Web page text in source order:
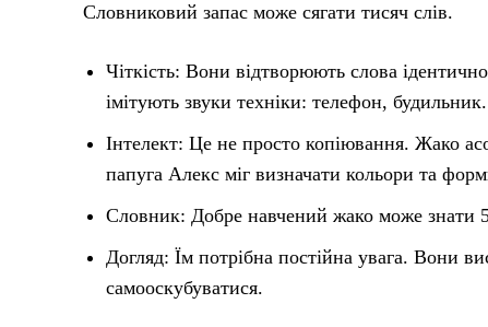
Словниковий запас може сягати тисяч слів.
Чіткість: Вони відтворюють слова
імітують звуки техніки: телефон, будильник.
Інтелект: Це не просто копіювання. Жако
папуга Алекс міг визначати кольори та
Словник: Добре навчений жако може знати
Догляд: Їм потрібна постійна увага. Вони
самооскубуватися.